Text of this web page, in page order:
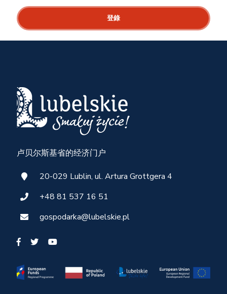
登錄
卢贝尔斯基省的经济门户
20-029 Lublin, ul. Artura Grottgera 4
+48 81 537 16 51
gospodarka@lubelskie.pl